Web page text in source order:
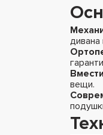
дивана
вещи.